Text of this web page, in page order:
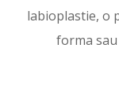
labioplastie, o
forma